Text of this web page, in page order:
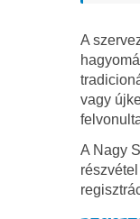
A
vagy
A Nagy